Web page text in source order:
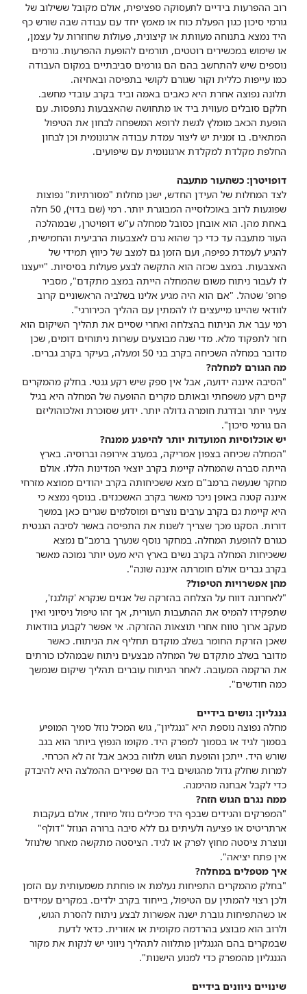
רוב ההפרעות בידיים לתעסוקה ספציפית, אולם מקובל ששילוב של
גורמי סיכון כגון הפעלת כוח או מאמץ יחד עם עבודה שבה שורש כף
היד נמצא בתנוחה מעוותת או קיצונית, פעולות שחוזרות על עצמן,
או שימוש במכשירים רוטטים, תורמים להופעת ההפרעות. גורמים
נוספים שיש להתחשב בהם הם גורמים סביבתיים במקום העבודה
כמו עייפות כללית וקור שגורם לקושי בתפיסה ובאחיזה.
תלונה נפוצה אחרת היא כאבים באמה וביד בקרב עובדי מחשב.
חלקם סובלים מעווית ביד או מתחושה שהאצבעות נתפסות. עם
הופעת הכאב מומלץ לגשת לרופא המשפחה לבחון את הטיפול
המתאים. בו זמנית יש ליצור עמדת עבודה ארגונומית וכן לבחון
החלפת מקלדת למקלדת ארגונומית עם שיפועים.
דופויטרן: כשהעור מתעבה
לצד המחלות של העידן החדש, ישנן מחלות "מסורתיות" נפוצות
שפוגעות לרוב באוכלוסייה המבוגרת יותר. רמי (שם בדוי), 50 חלה
באחת מהן. הוא אובחן כסובל ממחלה ע"ש דופויטרן, שבמהלכה
העור מתעבה עד כדי כך שהוא גרם לאצבעות הרביעית והחמישית,
להגיע לעמדת כפיפה, ועם הזמן גם למצב של כיווץ תמידי של
האצבעות. במצב שכזה הוא התקשה לבצע פעולות בסיסיות. "ייעצנו
לו לעבור ניתוח משום שהמחלה הייתה במצב מתקדם", מסביר
פרופ' שטהל. "אם הוא היה מגיע אלינו בשלביה הראשוניים קרוב
לוודאי שהיינו מייעצים לו להמתין עם ההליך הכירורגי".
רמי עבר את הניתוח בהצלחה ואחרי שסיים את תהליך השיקום הוא
חזר לתפקוד מלא. מדי שנה מבוצעים עשרות ניתוחים דומים, שכן
מדובר במחלה השכיחה בקרב בני 50 ומעלה, בעיקר בקרב גברים.
מה הגורם למחלה?
"הסיבה איננה ידועה, אבל אין ספק שיש רקע גנטי. בחלק מהמקרים
קיים רקע משפחתי ובאותם מקרים ההופעה של המחלה היא בגיל
צעיר יותר ובדרגת חומרה גדולה יותר. ידוע שסוכרת ואלכוהוליזם
הם גורמי סיכון".
יש אוכלוסיות המועדות יותר להיפגע ממנה?
"המחלה שכיחה בצפון אמריקה, במערב אירופה וברוסיה. בארץ
הייתה סברה שהמחלה קיימת בקרב יוצאי המדינות הללו. אולם
מחקר שנעשה ברמב"ם מצא ששכיחותה בקרב יהודים ממוצא מזרחי
איננה קטנה באופן ניכר מאשר בקרב האשכנזים. בנוסף נמצא כי
היא קיימת גם בקרב ערבים נוצרים ומוסלמים שגרים כאן במשך
דורות. הסקנו מכך שצריך לשנות את התפיסה באשר לסיבה הגנטית
כגורם להופעת המחלה. במחקר נוסף שנערך ברמב"ם נמצא
ששכיחות המחלה בקרב נשים בארץ היא מעט יותר נמוכה מאשר
בקרב גברים אולם חומרתה איננה שונה".
מהן אפשרויות הטיפול?
"לאחרונה דווח על הצלחה בהזרקה של אנזים שנקרא 'קולגנז',
שתפקידו להמיס את ההתעבות העורית, אך זהו טיפול ניסיוני ואין
מעקב ארוך טווח אחרי תוצאות ההזרקה. אי אפשר לקבוע בוודאות
שאכן הזרקת החומר בשלב מוקדם תחליף את הניתוח. כאשר
מדובר בשלב מתקדם של המחלה מבצעים ניתוח שבמהלכו כורתים
את הרקמה המעובה. לאחר הניתוח עוברים תהליך שיקום שנמשך
כמה חודשים".
גנגליון: גושים בידיים
מחלה נפוצה נוספת היא "גנגליון", גוש המכיל נוזל סמיך המופיע
בסמוך לגיד או בסמוך למפרק היד. מקומו הנפוץ ביותר הוא בגב
שורש היד. ייתכן והופעת הגוש תלווה בכאב אבל זה לא הכרחי.
למרות שחלק גדול מהגושים ביד הם שפירים ההמלצה היא להיבדק
כדי לקבל אבחנה מהימנה.
ממה נגרם הגוש הזה?
"המפרקים והגידים שבכף היד מכילים נוזל מיוחד, אולם בעקבות
ארתריטיס או פציעה ולעיתים גם ללא סיבה ברורה הנוזל "דולף"
ונוצרת ציסטה מחוץ לפרק או לגיד. הציסטה מתקשה מאחר שלנוזל
אין פתח יציאה".
איך מטפלים במחלה?
"בחלק מהמקרים התפיחות נעלמת או פוחתת משמעותית עם הזמן
ולכן רצוי להמתין עם הטיפול, בייחוד בקרב ילדים. במקרים עמידים
או כשהתפיחות גוברת ישנה אפשרות לבצע ניתוח להסרת הגוש,
ולרוב הוא מבוצע בהרדמה מקומית או אזורית. כדאי לדעת
שבמקרים בהם הגנגליון מתלווה לתהליך ניווני יש לנקות את מקור
הגנגליון מהמפרק כדי למנוע הישנות".
שינויים ניוונים בידיים